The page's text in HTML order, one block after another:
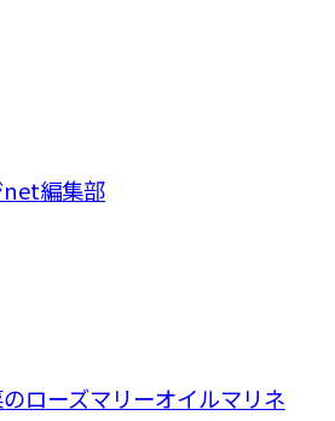
net編集部
ローズマリーオイルマリネ